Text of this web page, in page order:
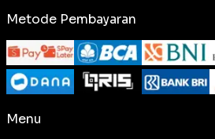
Metode Pembayaran
Menu